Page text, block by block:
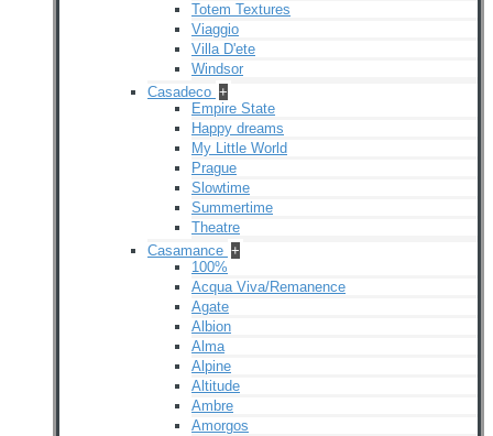
Totem Textures
Viaggio
Villa D'ete
Windsor
Casadeco +
Empire State
Happy dreams
My Little World
Prague
Slowtime
Summertime
Theatre
Casamance +
100%
Acqua Viva/Remanence
Agate
Albion
Alma
Alpine
Altitude
Ambre
Amorgos